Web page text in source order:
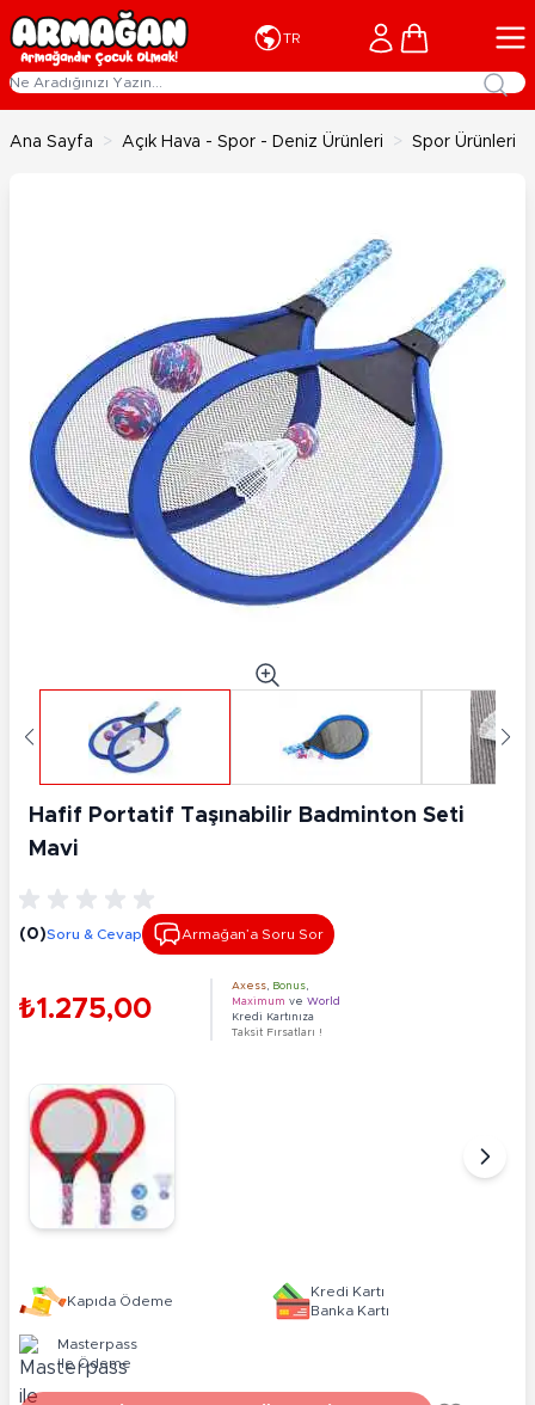
İçeriğe geç
TR Cart
Ana Sayfa > Açık Hava - Spor - Deniz Ürünleri > Spor Ürünleri
Hafif Portatif Taşınabilir Badminton Seti
Mavi
(0)Soru & Cevap Armağan’a Soru Sor
₺1.275,00
Axess Bonus
Maximum ve World
Kredi Kartınıza
Taksit Fırsatları !
Kapıda Ödeme
Kredi Kartı
Banka Kartı
Masterpass
ile Ödeme